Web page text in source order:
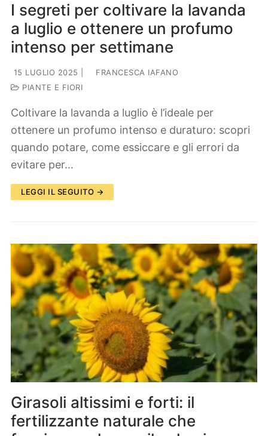
I segreti per coltivare la lavanda
a luglio e ottenere un profumo
intenso per settimane
15 LUGLIO 2025
FRANCESCA IAFANO
PIANTE E FIORI
Coltivare la lavanda a luglio è l’ideale per
ottenere un profumo intenso e duraturo: scopri
quando potare, come essiccare e gli errori da
evitare per…
LEGGI IL SEGUITO →
Girasoli altissimi e forti: il
fertilizzante naturale che